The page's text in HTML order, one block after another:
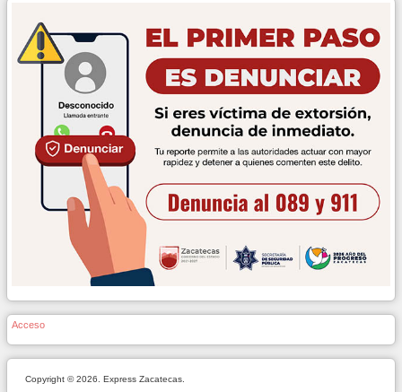
Acceso
Copyright © 2026. Express Zacatecas.